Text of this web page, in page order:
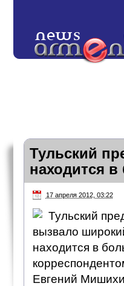
Тульский
находится
17 апреля 2012, 03:22
Тульский
вызвало
находится в
Евгений